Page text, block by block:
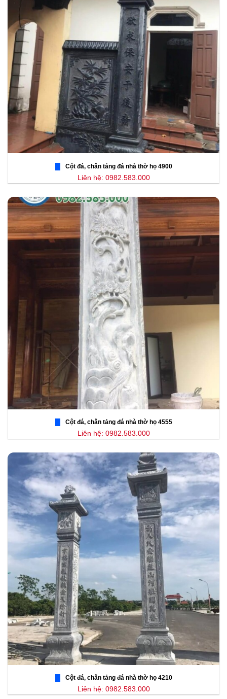
Cột đá, chân tảng đá nhà thờ họ 4900
Liên hệ: 0982.583.000
Cột đá, chân tảng đá nhà thờ họ 4555
Liên hệ: 0982.583.000
Cột đá, chân tảng đá nhà thờ họ 4210
Liên hệ: 0982.583.000